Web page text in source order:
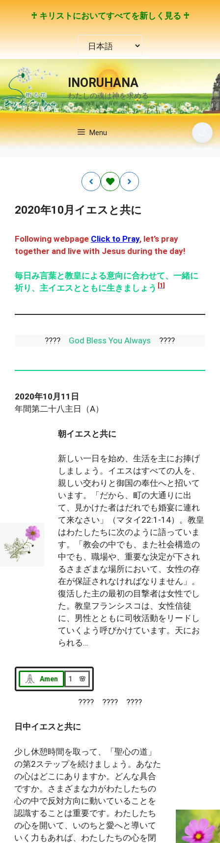
ス
キ
ッ
プ
♰ キリストにおいてすべてを新しく見る ♰
選
択
INORUHANA
わたしの魂は神を求める
Menu
2020年10月イエスと共に
Following webpage Click to Pray, let’s pray
together and live with Jesus during the day!
毎日み言葉と教皇による意向に合わせて、一緒に
祈り、主イエスとともに生きましょう [1]
????God Bless You Always????
2020年10月11日
年間第二十八主日（A）
朝イエスと共に
新しい一日を始め、生活を主にお捧げ
しましょう。イエスはすべての人を、
親しい交わりと御国の奉仕へと招いて
います。「だから、町の大通りに出
て、見かけた者はだれでも婚宴に連れ
て来なさい」（マタイ22:1-14）。教皇
はわたしたちに次のように語っていま
す。「教会の中でも、また社会構造の
中でも、職場や、重要な決定が下され
るさまざまな場所において、女性の存
在が保証されなければなりません」。
復活した主の最初の目撃者は女性でし
た。教皇フランシスコは、女性信徒
に、男性とともに司牧活動をリードし
ていくよう呼びかけています。天にお
られる…
Amen 1 🌸
???? ???? ????
日中イエスと共に
少し休憩時間を取って、「聖心の道」
の第2ステップを続けましょう。あなた
の心はどこにありますか。どんな具合
ですか。さまざまな力がわたしたちの
心の中で反対方向に動いていることを
認識することは重要です。わたしたち
の心を開いて、いのちと愛へと導いて
いく力もあれば、わたしたちの心を閉